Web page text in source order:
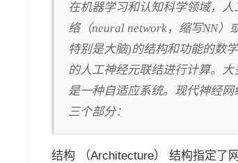
在机器学习和认知科学领域，
络（neural network，缩写NN）
特别是大脑)的结构和功能的数
的人工神经元联结进行计算。
是一种自适应系统。现代神经
三个部分：
结构 （Architecture） 结构指定了